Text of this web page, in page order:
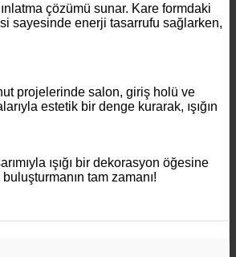
çözümü sunar. Kare formdaki
sayesinde enerji tasarrufu sağlarken,
projelerinde salon, giriş holü ve
estetik bir denge kurarak, ışığın
ışığı bir dekorasyon öğesine
tam zamanı!